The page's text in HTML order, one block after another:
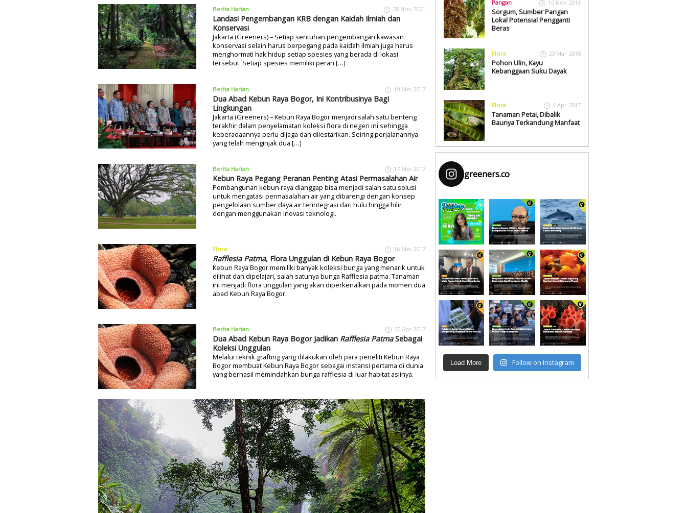
Berita Harian 28 Nov 2021
Landasi Pengembangan KRB dengan Kaidah Ilmiah dan
Konservasi
Jakarta (Greeners) – Setiap sentuhan pengembangan kawasan
konservasi selain harus berpegang pada kaidah ilmiah juga harus
menghormati hak hidup setiap spesies yang berada di lokasi
tersebut. Setiap spesies memiliki peran […]
Berita Harian 19 Mei 2017
Dua Abad Kebun Raya Bogor, Ini Kontribusinya Bagi
Lingkungan
Jakarta (Greeners) – Kebun Raya Bogor menjadi salah satu benteng
terakhir dalam penyelamatan koleksi flora di negeri ini sehingga
keberadaannya perlu dijaga dan dilestarikan. Seiring perjalanannya
yang telah menginjak dua […]
Berita Harian 17 Mei 2017
Kebun Raya Pegang Peranan Penting Atasi Permasalahan Air
Pembangunan kebun raya dianggap bisa menjadi salah satu solusi
untuk mengatasi permasalahan air yang dibarengi dengan konsep
pengelolaan sumber daya air terintegrasi dari hulu hingga hilir
dengan menggunakan inovasi teknologi.
Flora 16 Mei 2017
Rafflesia Patma, Flora Unggulan di Kebun Raya Bogor
Kebun Raya Bogor memiliki banyak koleksi bunga yang menarik untuk
dilihat dan dipelajari, salah satunya bunga Rafflesia patma. Tanaman
ini menjadi flora unggulan yang akan diperkenalkan pada momen dua
abad Kebun Raya Bogor.
Berita Harian 30 Apr 2017
Dua Abad Kebun Raya Bogor Jadikan Rafflesia PatmaSebagai
Koleksi Unggulan
Melalui teknik grafting yang dilakukan oleh para peneliti Kebun Raya
Bogor membuat Kebun Raya Bogor sebagai instansi pertama di dunia
yang berhasil memindahkan bunga rafflesia di luar habitat aslinya.
Pangan 10 Nov 2015
Sorgum, Sumber Pangan
Lokal Potensial Pengganti
Beras
Flora 23 Mar 2018
Pohon Ulin, Kayu
Kebanggaan Suku Dayak
Flora 4 Apr 2017
Tanaman Petai, Dibalik
Baunya Terkandung Manfaat
greeners.co
Load More Follow on Instagram